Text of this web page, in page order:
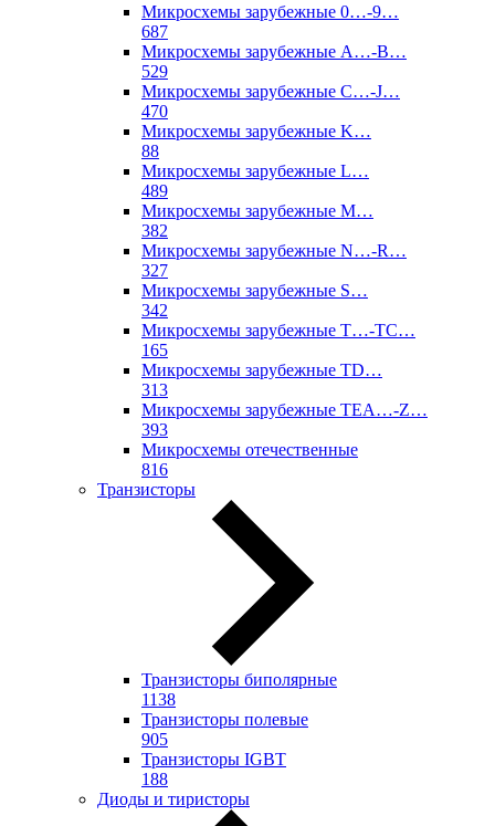
Микросхемы зарубежные 0…-9…
687
Микросхемы зарубежные A…-B…
529
Микросхемы зарубежные C…-J…
470
Микросхемы зарубежные K…
88
Микросхемы зарубежные L…
489
Микросхемы зарубежные M…
382
Микросхемы зарубежные N…-R…
327
Микросхемы зарубежные S…
342
Микросхемы зарубежные T…-TC…
165
Микросхемы зарубежные TD…
313
Микросхемы зарубежные TEA…-Z…
393
Микросхемы отечественные
816
Транзисторы
Транзисторы биполярные
1138
Транзисторы полевые
905
Транзисторы IGBT
188
Диоды и тиристоры